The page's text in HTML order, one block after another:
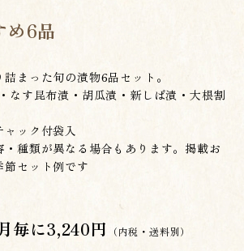
め6品
まった旬の漬物6品セット。
なす昆布漬・胡瓜漬・新しば漬・大根割
ック付袋入
種類が異なる場合もあります。掲載お
セット例です
毎に3,240円 （内税・送料別）